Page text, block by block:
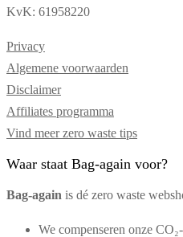
KvK: 61958220
Privacy
Algemene voorwaarden
Disclaimer
Affiliates programma
Vind meer zero waste tips
Waar staat Bag-again voor?
Bag‑again is dé zero waste
We compenseren onze